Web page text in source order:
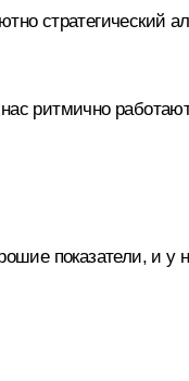
стратегический
ритмично
показатели, и у